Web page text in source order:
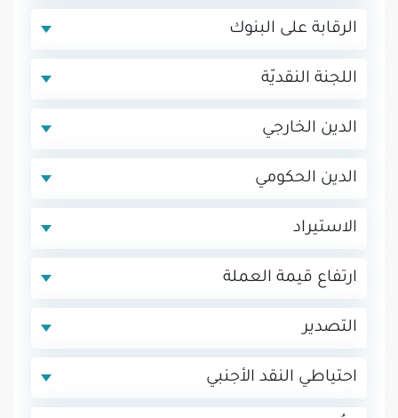
الرقابة على البنوك
اللجنة النقديّة
الدين الخارجي
الدين الحكومي
الاستيراد
ارتفاع قيمة العملة
التصدير
احتياطي النقد الأجنبي